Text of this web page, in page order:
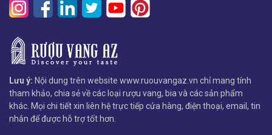
Lưu ý: Nội dung trên website www.ruouvangaz.vn chỉ mang tính
tham khảo, chia sẻ về các loại rượu vang, bia và các sản phẩm
khác. Mọi chi tiết xin liên hệ trực tiếp cửa hàng, điện thoại, email, tin
nhắn để được hỗ trợ tốt hơn.